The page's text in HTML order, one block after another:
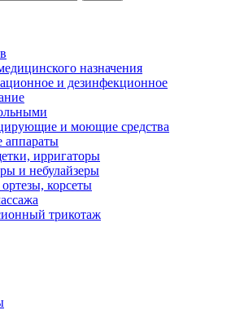
назначения
и дезинфекционное
и моющие средства
аппараты
ирригаторы
и небулайзеры
корсеты
трикотаж